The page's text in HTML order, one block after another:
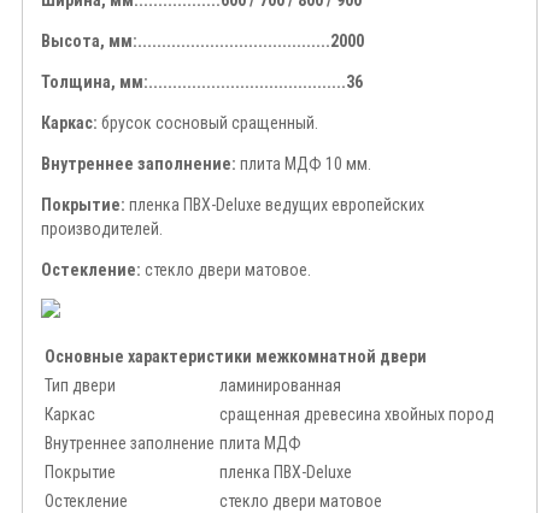
Высота, мм:........................................2000
Толщина, мм:.........................................36
Каркас: брусок сосновый сращенный.
Внутреннее заполнение: плита МДФ 10 мм.
Покрытие: пленка ПВХ-Deluxe ведущих европейских
производителей.
Остекление: стекло двери матовое.
Основные характеристики межкомнатной двери
Тип двери
ламинированная
Каркас
сращенная древесина хвойных пород
Внутреннее заполнение плита МДФ
Покрытие
пленка ПВХ-Deluxe
Остекление
стекло двери матовое